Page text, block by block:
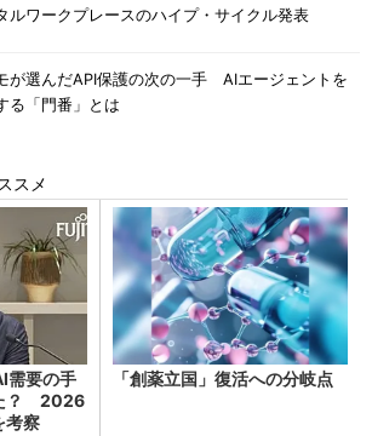
ルワークプレースのハイプ・サイクル発表
が選んだAPI保護の次の一手 AIエージェントを
る「門番」とは
スメ
需要の手
？ 2026
考察
「創薬立国」復活への分岐点